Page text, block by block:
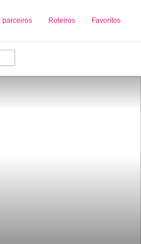
parceiros Roteiros Favoritos
Adicionar uma Empresa